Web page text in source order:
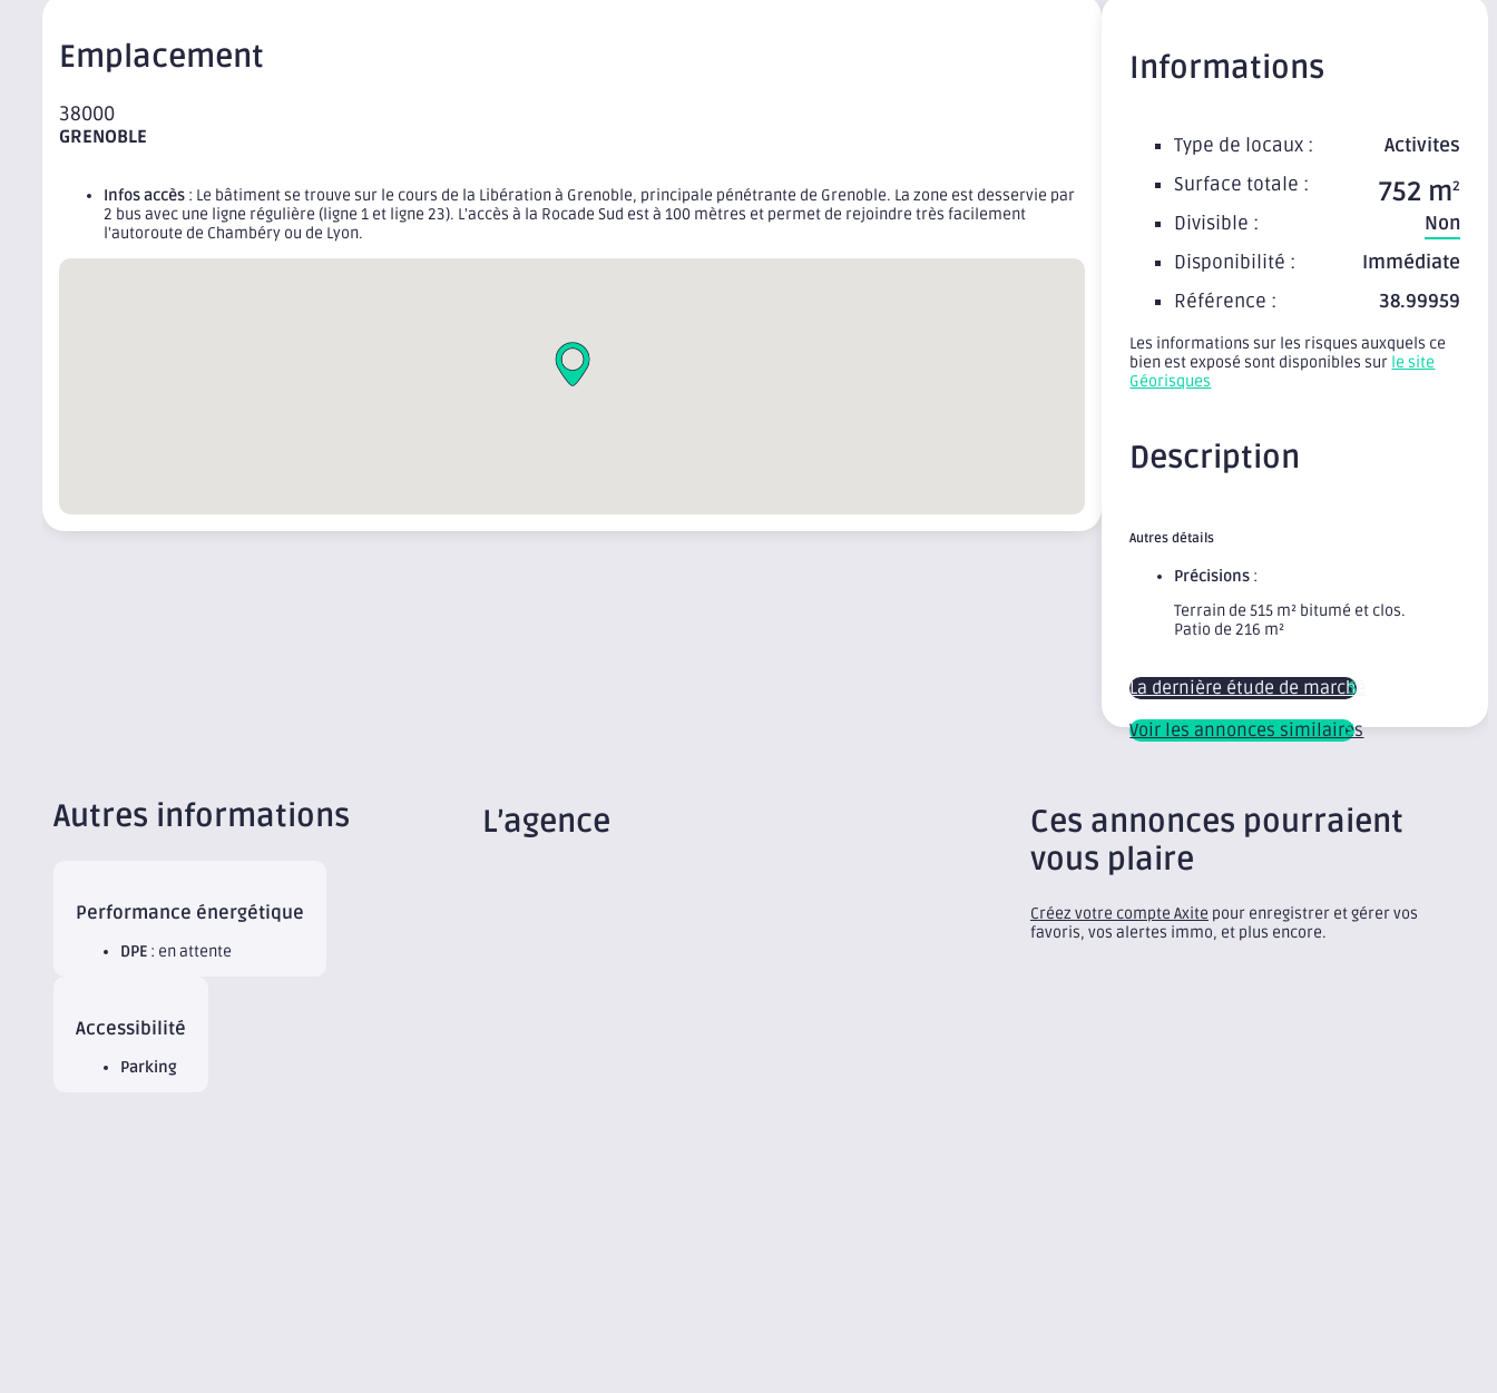
Emplacement
38000
GRENOBLE
Infos accès : Le bâtiment se trouve sur le cours de la Libération à Grenoble, principale pénétrante de Grenoble. La zone est desservie par
2 bus avec une ligne régulière (ligne 1 et ligne 23). L'accès à la Rocade Sud est à 100 mètres et permet de rejoindre très facilement
l'autoroute de Chambéry ou de Lyon.
Informations
Type de locaux :
Activites
Surface totale :
752 m2
Divisible :
Non
Disponibilité :
Immédiate
Référence :
38.99959
Les informations sur les risques auxquels ce
bien est exposé sont disponibles sur le site
Géorisques
Description
Autres détails
Précisions :
Terrain de 515 m² bitumé et clos.
Patio de 216 m²
La dernière étude de marché
Voir les annonces similaires
Autres informations
Performance énergétique
DPE : en attente
Accessibilité
Parking
L’agence
Ces annonces pourraient
vous plaire
Créez votre compte Axite pour enregistrer et gérer vos
favoris, vos alertes immo, et plus encore.